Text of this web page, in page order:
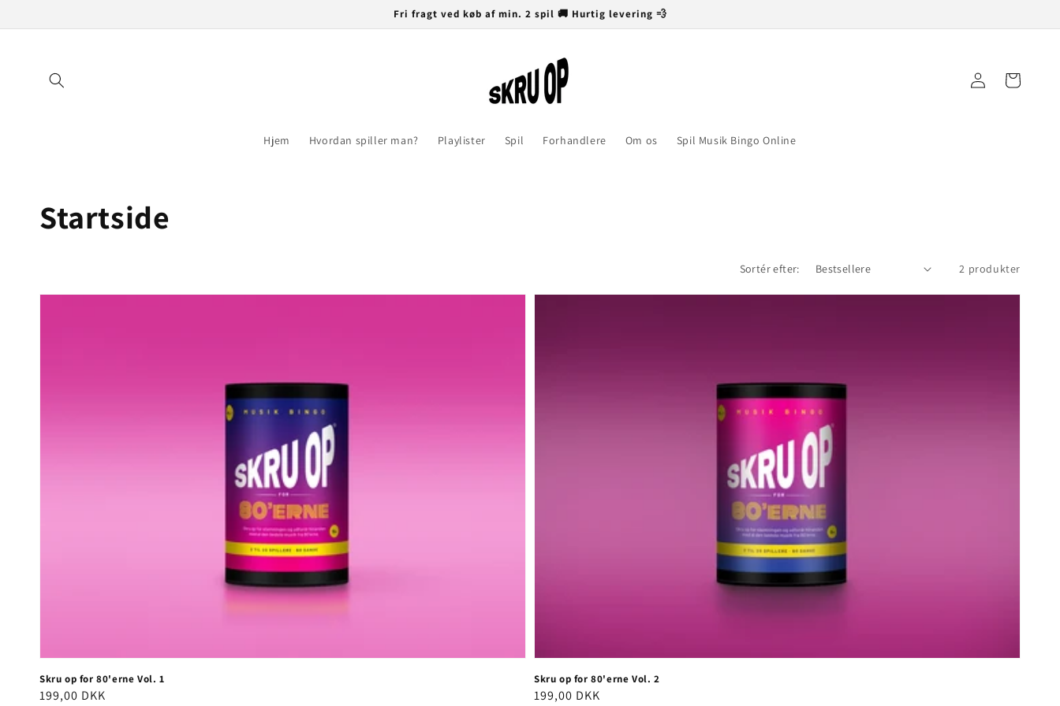
Fri fragt ved køb af min. 2 spil 🚚 Hurtig levering 💨
Hjem Hvordan spiller man? Playlister Spil Forhandlere Om os Spil Musik Bingo Online
ind
Indkøbskurv
Kollektion:
Startside
Sortér efter: 2 produkter
Skru op for 80'erne Vol. 1
Normalpris
199,00 DKK
Skru op for 80'erne Vol. 2
Normalpris
199,00 DKK